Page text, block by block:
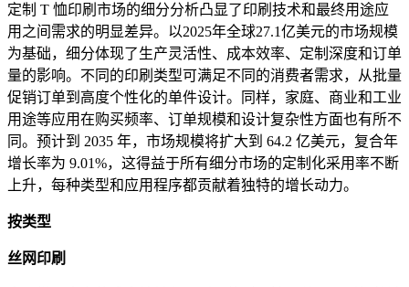
定制 T 恤印刷市场的细分分析凸显了印刷技术和最终用途应
用之间需求的明显差异。以2025年全球27.1亿美元的市场规模
为基础，细分体现了生产灵活性、成本效率、定制深度和订单
量的影响。不同的印刷类型可满足不同的消费者需求，从批量
促销订单到高度个性化的单件设计。同样，家庭、商业和工业
用途等应用在购买频率、订单规模和设计复杂性方面也有所不
同。预计到 2035 年，市场规模将扩大到 64.2 亿美元，复合年
增长率为 9.01%，这得益于所有细分市场的定制化采用率不断
上升，每种类型和应用程序都贡献着独特的增长动力。
按类型
丝网印刷